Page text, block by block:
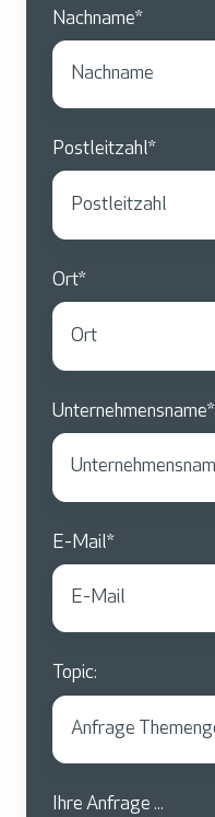
Nachname*
Postleitzahl*
Ort*
Unternehmensname*
E-Mail*
Topic:
Ihre Anfrage ...